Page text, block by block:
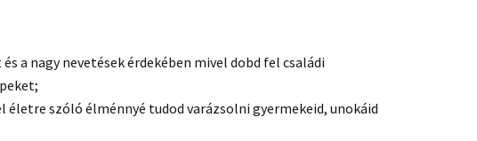
a nagy nevetések érdekében mivel dobd fel családi
szóló élménnyé tudod varázsolni gyermekeid, unokáid